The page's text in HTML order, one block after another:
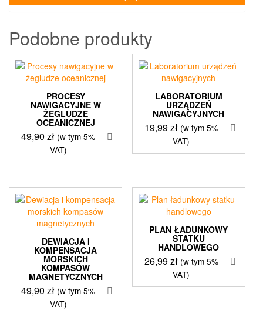
Podobne produkty
PROCESY
NAWIGACYJNE W
ŻEGLUDZE
OCEANICZNEJ
49,90zł (w tym 5%
VAT)
LABORATORIUM
URZĄDZEŃ
NAWIGACYJNYCH
19,99zł (w tym 5%
VAT)
DEWIACJA I
KOMPENSACJA
MORSKICH
KOMPASÓW
MAGNETYCZNYCH
49,90zł (w tym 5%
VAT)
PLAN ŁADUNKOWY
STATKU
HANDLOWEGO
26,99zł (w tym 5%
VAT)